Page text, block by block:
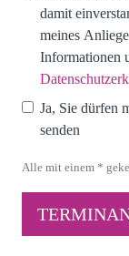
damit
meines
Informationen
Ja, Sie dürfen
senden
Alle mit einem *